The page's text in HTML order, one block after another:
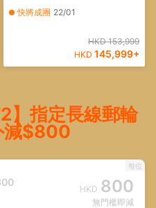
26天豪華郵輪假期【優遊緻
選】
快將成團 22/01
HKD 153,999
HKD 145,999+
】指定長線郵輪
減$800
HKD 800
無門檻即減
每位